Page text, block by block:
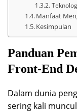
Manfaat
Kesimpulan
Panduan
Front-End
Dalam dunia
sering kali